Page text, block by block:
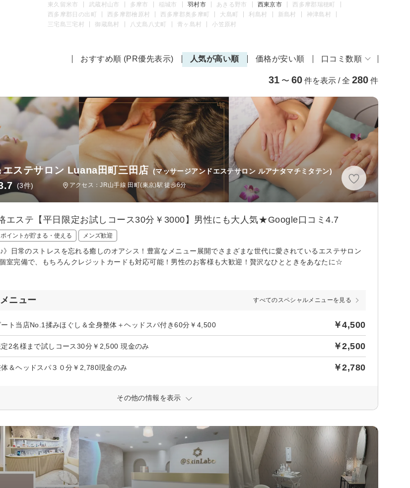
東久留米市
武蔵村山市 多摩市 稲城市 羽村市 あきる野市 西東京市
西多摩郡瑞穂町
西多摩郡日の出町
西多摩郡檜原村 西多摩郡奥多摩町 大島町 利島村 新島村
神津島村
三宅島三宅村
御蔵島村 八丈島八丈町 青ヶ島村 小笠原村
おすすめ順 (PR優先表示) 人気が高い順 価格が安い順 口コミ数順
31 〜 60 件を表示 / 全 280 件
エステサロン Luana田町三田店 (マッサージアンドエステサロン ルアナタマチミタテン)
(3件) アクセス：JR山手線 田町(東京)駅 徒歩6分
エステ【平日限定お試しコース30分￥3000】男性にも大人気★Google口コミ4.7
ポイントが貯まる・使える メンズ歓迎
》日常のストレスを忘れる癒しのオアシス！豊富なメニュー展開でさまざまな世代に愛されているエステサロン
室完備で、もちろんクレジットカードも対応可能！男性のお客様も大歓迎！贅沢なひとときをあなたに☆
ニュー すべてのスペシャルメニューを見る
ト当店No.1揉みほぐし＆全身整体＋ヘッドスパ付き60分￥4,500 ￥4,500
2名様まで試しコース30分￥2,500 現金のみ ￥2,500
体＆ヘッドスパ３０分￥2,780現金のみ ￥2,780
その他の情報を表示